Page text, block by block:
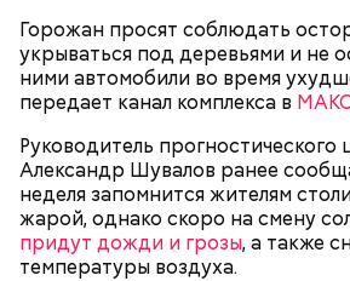
Горожан просят соблюдать
укрываться под деревьями и не
ними автомобили во время
передает канал комплекса в
Руководитель
Александр Шувалов ранее
неделя запомнится жителям
жарой, однако скоро на смену
придут дожди и грозы, а также
температуры воздуха.
Если большую часть работы
что же остается людям?